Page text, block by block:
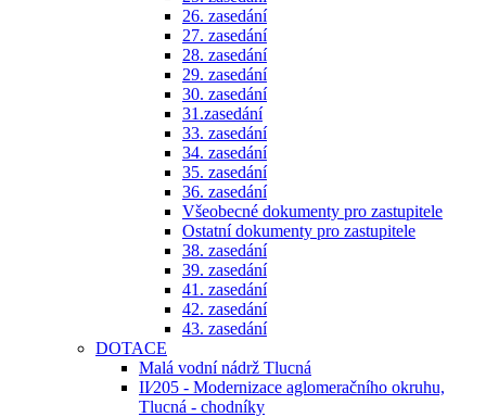
26. zasedání
27. zasedání
28. zasedání
29. zasedání
30. zasedání
31.zasedání
33. zasedání
34. zasedání
35. zasedání
36. zasedání
Všeobecné dokumenty pro zastupitele
Ostatní dokumenty pro zastupitele
38. zasedání
39. zasedání
41. zasedání
42. zasedání
43. zasedání
DOTACE
Malá vodní nádrž Tlucná
II⁄205 - Modernizace aglomeračního okruhu,
Tlucná - chodníky